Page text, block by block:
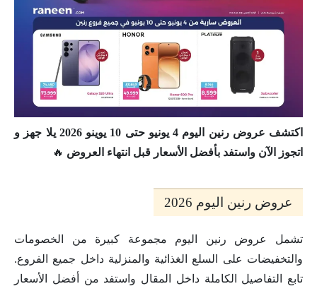
اكتشف عروض رنين اليوم 4 يونيو حتى 10 يوينو 2026 يلا جهز و
اتجوز الآن واستفد بأفضل الأسعار قبل انتهاء العروض 🔥
عروض رنين اليوم 2026
تشمل عروض رنين اليوم مجموعة كبيرة من الخصومات
والتخفيضات على السلع الغذائية والمنزلية داخل جميع الفروع.
تابع التفاصيل الكاملة داخل المقال واستفد من أفضل الأسعار